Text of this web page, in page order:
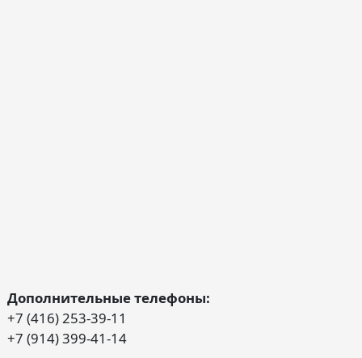
Дополнительные телефоны:
+7 (416) 253-39-11
+7 (914) 399-41-14